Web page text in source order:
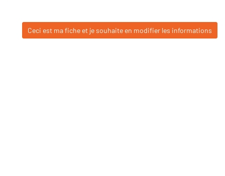
Ceci est ma fiche et je souhaite en modifier les informations